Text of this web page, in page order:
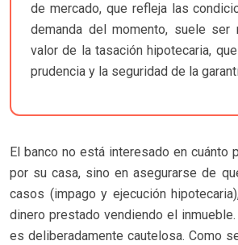
de mercado, que refleja las
demanda del momento, suele
valor de la tasación hipotecaria,
prudencia y la seguridad de la
El banco no está interesado en cuánto
por su casa, sino en asegurarse de
casos (impago y ejecución
dinero prestado vendiendo el
es deliberadamente cautelosa. Como